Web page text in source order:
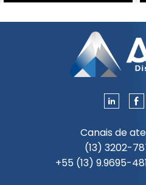
Canais de
(13) 3202-
+55 (13) 9.9695-